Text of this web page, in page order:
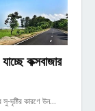
কক্সবাজার
দৃষ্টির কারণে উন…